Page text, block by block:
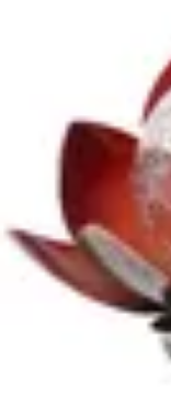
Lighting Guide